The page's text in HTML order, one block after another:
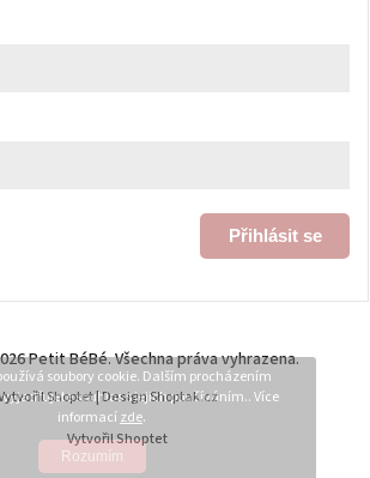
soubory cookie. Dalším procházením
souhlas s jejich používáním.. Více
informacízde.
Rozumím
Přihlásit se
Vytvořil Shoptet
Petit BéBé. Všechna práva vyhrazena.
Shoptet| DesignShoptak.cz